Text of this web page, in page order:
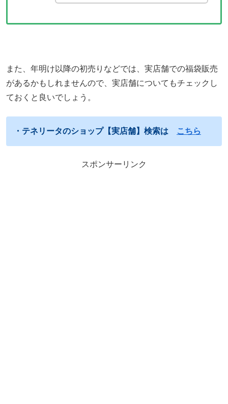
また、年明け以降の初売りなどでは、実店舗での福袋販売
があるかもしれませんので、実店舗についてもチェックし
ておくと良いでしょう。
・テネリータのショップ【実店舗】検索は こちら
スポンサーリンク